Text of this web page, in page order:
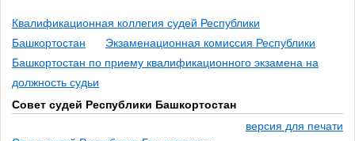
Квалификационная коллегия судей Республики
Башкортостан
Экзаменационная комиссия Республики
Башкортостан по приему квалификационного экзамена на
должность судьи
Совет судей Республики Башкортостан
версия для печати